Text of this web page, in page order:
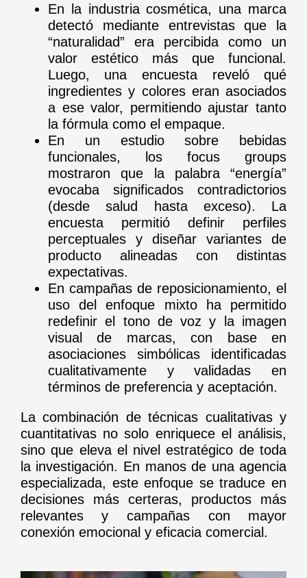
En la industria cosmética, una marca
detectó mediante entrevistas que la
“naturalidad” era percibida como un
valor estético más que funcional.
Luego, una encuesta reveló qué
ingredientes y colores eran asociados
a ese valor, permitiendo ajustar tanto
la fórmula como el empaque.
En un estudio sobre bebidas
funcionales, los focus groups
mostraron que la palabra “energía”
evocaba significados contradictorios
(desde salud hasta exceso). La
encuesta permitió definir perfiles
perceptuales y diseñar variantes de
producto alineadas con distintas
expectativas.
En campañas de reposicionamiento, el
uso del enfoque mixto ha permitido
redefinir el tono de voz y la imagen
visual de marcas, con base en
asociaciones simbólicas identificadas
cualitativamente y validadas en
términos de preferencia y aceptación.
La combinación de técnicas cualitativas y
cuantitativas no solo enriquece el análisis,
sino que eleva el nivel estratégico de toda
la investigación. En manos de una agencia
especializada, este enfoque se traduce en
decisiones más certeras, productos más
relevantes y campañas con mayor
conexión emocional y eficacia comercial.